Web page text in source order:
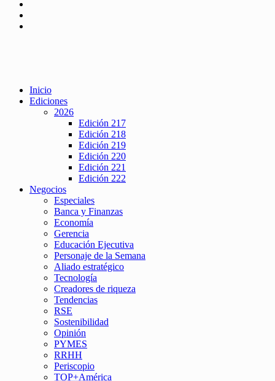
Inicio
Ediciones
2026
Edición 217
Edición 218
Edición 219
Edición 220
Edición 221
Edición 222
Negocios
Especiales
Banca y Finanzas
Economía
Gerencia
Educación Ejecutiva
Personaje de la Semana
Aliado estratégico
Tecnología
Creadores de riqueza
Tendencias
RSE
Sostenibilidad
Opinión
PYMES
RRHH
Periscopio
TOP+América